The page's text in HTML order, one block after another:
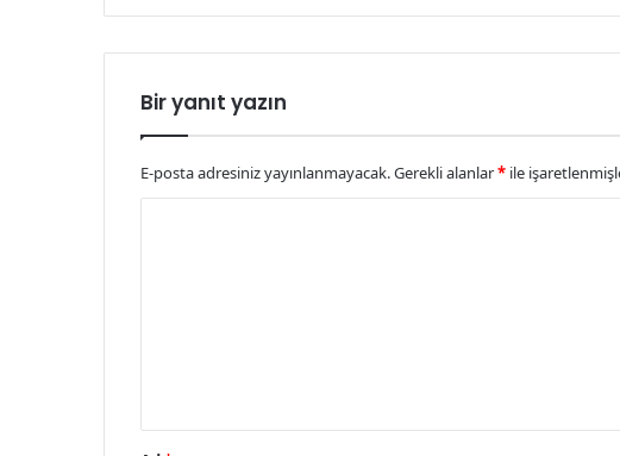
Bir yanıt yazın
E-posta adresiniz yayınlanmayacak.Gerekli alanlar* ile